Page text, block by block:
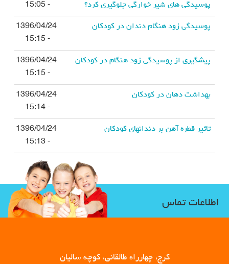
پوسیدگی های شیر خوارگی جلوگیری کرد؟
- 15:05
پوسيدگى زود هنگام دندان در كودكان
1396/04/24
- 15:15
پيشگيرى از پوسيدگى زود هنگام در كودكان
1396/04/24
- 15:15
بهداشت دهان در كودكان
1396/04/24
- 15:14
تاثير قطره آهن بر دندانهاى كودكان
1396/04/24
- 15:13
اطلاعات تماس
کرج، چهارراه طالقانی، کوچه سالیان